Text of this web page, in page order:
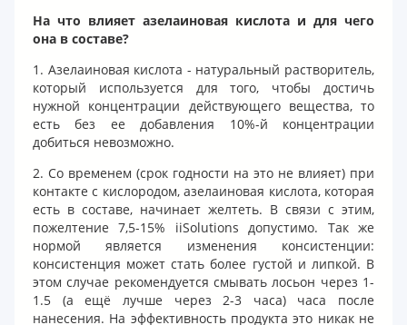
На что влияет азелаиновая кислота и для чего
она в составе?
1. Азелаиновая кислота - натуральный растворитель,
который используется для того, чтобы достичь
нужной концентрации действующего вещества, то
есть без ее добавления 10%-й концентрации
добиться невозможно.
2. Со временем (срок годности на это не влияет) при
контакте с кислородом, азелаиновая кислота, которая
есть в составе, начинает желтеть. В связи с этим,
пожелтение 7,5-15% iiSolutions допустимо. Так же
нормой является изменения консистенции:
консистенция может стать более густой и липкой. В
этом случае рекомендуется смывать лосьон через 1-
1.5 (а ещё лучше через 2-3 часа) часа после
нанесения. На эффективность продукта это никак не